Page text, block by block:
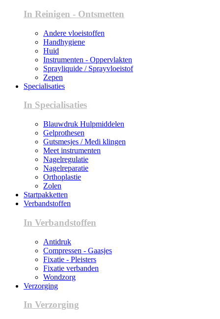
In Reinigen - Ontsmetten
Andere vloeistoffen
Handhygiene
Huid
Instrumenten - Oppervlakten
Sprayliquide / Sprayvloeistof
Zepen
Specialisaties
In Specialisaties
Blauwdruk Hulpmiddelen
Gelprothesen
Gutsmesjes / Medi klingen
Meet instrumenten
Nagelregulatie
Nagelreparatie
Orthoplastie
Zolen
Startpakketten
Verbandstoffen
In Verbandstoffen
Antidruk
Compressen - Gaasjes
Fixatie - Pleisters
Fixatie verbanden
Wondzorg
Verzorging
In Verzorging